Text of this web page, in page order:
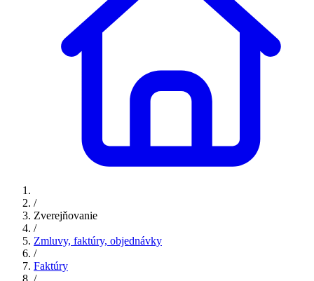
/
Zverejňovanie
/
Zmluvy, faktúry, objednávky
/
Faktúry